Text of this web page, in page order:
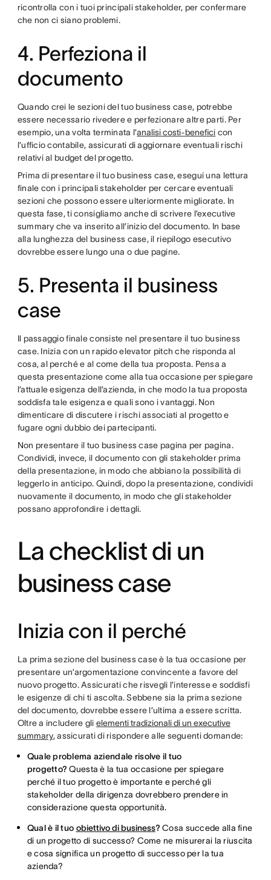
ricontrolla con i tuoi principali stakeholder, per confermare
che non ci siano problemi.
4. Perfeziona il
documento
Quando crei le sezioni del tuo business case, potrebbe
essere necessario rivedere e perfezionare altre parti. Per
esempio, una volta terminata l’analisi costi-benefici con
l’ufficio contabile, assicurati di aggiornare eventuali rischi
relativi al budget del progetto.
Prima di presentare il tuo business case, esegui una lettura
finale con i principali stakeholder per cercare eventuali
sezioni che possono essere ulteriormente migliorate. In
questa fase, ti consigliamo anche di scrivere l’executive
summary che va inserito all’inizio del documento. In base
alla lunghezza del business case, il riepilogo esecutivo
dovrebbe essere lungo una o due pagine.
5. Presenta il business
case
Il passaggio finale consiste nel presentare il tuo business
case. Inizia con un rapido elevator pitch che risponda al
cosa, al perché e al come della tua proposta. Pensa a
questa presentazione come alla tua occasione per spiegare
l’attuale esigenza dell’azienda, in che modo la tua proposta
soddisfa tale esigenza e quali sono i vantaggi. Non
dimenticare di discutere i rischi associati al progetto e
fugare ogni dubbio dei partecipanti.
Non presentare il tuo business case pagina per pagina.
Condividi, invece, il documento con gli stakeholder prima
della presentazione, in modo che abbiano la possibilità di
leggerlo in anticipo. Quindi, dopo la presentazione, condividi
nuovamente il documento, in modo che gli stakeholder
possano approfondire i dettagli.
La checklist di un
business case
Inizia con il perché
La prima sezione del business case è la tua occasione per
presentare un’argomentazione convincente a favore del
nuovo progetto. Assicurati che risvegli l’interesse e soddisfi
le esigenze di chi ti ascolta. Sebbene sia la prima sezione
del documento, dovrebbe essere l’ultima a essere scritta.
Oltre a includere gli elementi tradizionali di un executive
summary, assicurati di rispondere alle seguenti domande:
Quale problema aziendale risolve il tuo
progetto? Questa è la tua occasione per spiegare
perché il tuo progetto è importante e perché gli
stakeholder della dirigenza dovrebbero prendere in
considerazione questa opportunità.
Qual è il tuo obiettivo di business? Cosa succede alla fine
di un progetto di successo? Come ne misurerai la riuscita
e cosa significa un progetto di successo per la tua
azienda?